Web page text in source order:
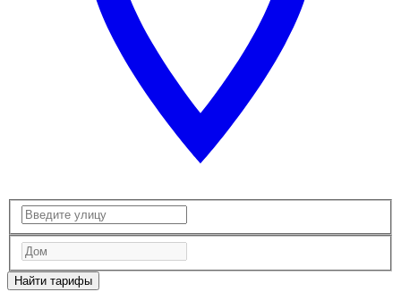
Найти тарифы